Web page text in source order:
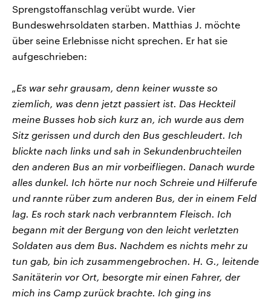
Sprengstoffanschlag verübt wurde. Vier
Bundeswehrsoldaten starben. Matthias J. möchte
über seine Erlebnisse nicht sprechen. Er hat sie
aufgeschrieben:
„Es war sehr grausam, denn keiner wusste so
ziemlich, was denn jetzt passiert ist. Das Heckteil
meine Busses hob sich kurz an, ich wurde aus dem
Sitz gerissen und durch den Bus geschleudert. Ich
blickte nach links und sah in Sekundenbruchteilen
den anderen Bus an mir vorbeifliegen. Danach wurde
alles dunkel. Ich hörte nur noch Schreie und Hilferufe
und rannte rüber zum anderen Bus, der in einem Feld
lag. Es roch stark nach verbranntem Fleisch. Ich
begann mit der Bergung von den leicht verletzten
Soldaten aus dem Bus. Nachdem es nichts mehr zu
tun gab, bin ich zusammengebrochen. H. G., leitende
Sanitäterin vor Ort, besorgte mir einen Fahrer, der
mich ins Camp zurück brachte. Ich ging ins